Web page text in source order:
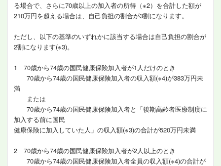
る場合で、さらに70歳以上の加入者の所得（※2）を合計した額が
210万円を超える場合は、自己負担の割合が3割になります。
ただし、以下の基準のいずれかに該当する場合は自己負担の割合が
2割になります(※3)。
1 70歳から74歳の国民健康保険加入者が1人だけのとき
70歳から74歳の国民健康保険加入者の収入額(※4)が383万円未
満
または
70歳から74歳の国民健康保険加入者と「後期高齢者医療制度に
加入する前に国民
健康保険に加入していた人」の収入額(※3)の合計が520万円未満
2 70歳から74歳の国民健康保険加入者が2人以上のとき
70歳から74歳の国民健康保険加入者全員の収入額(※4)の合計が